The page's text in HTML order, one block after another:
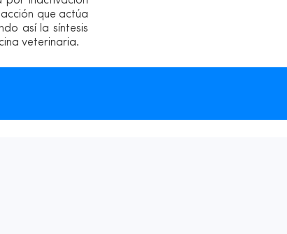
que actúa
así la síntesis
veterinaria.